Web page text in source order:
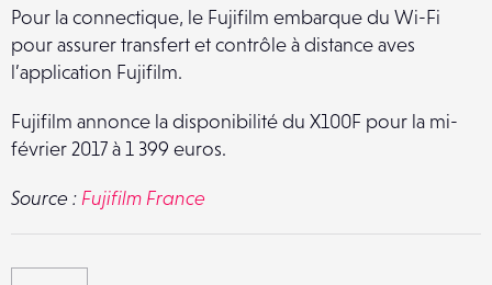
Pour la connectique, le Fujifilm embarque du Wi-Fi
pour assurer transfert et contrôle à distance aves
l’application Fujifilm.
Fujifilm annonce la disponibilité du X100F pour la mi-
février 2017 à 1 399 euros.
Source : Fujifilm France